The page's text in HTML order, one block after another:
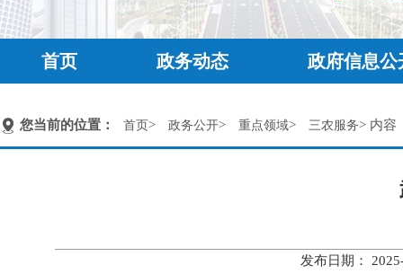
首页 政务动态 政府信息公
您当前的位置： 首页> 政务公开> 重点领域> 三农服务> 内容
发布日期：